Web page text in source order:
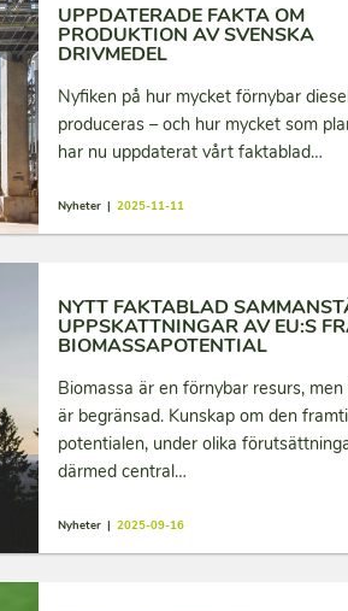
UPPDATERADE FAKTA OM
PRODUKTION AV SVENSKA
DRIVMEDEL
Nyfiken på hur mycket förnybar
produceras – och hur mycket som
har nu uppdaterat vårt faktablad…
Nyheter | 2025-11-11
NYTT FAKTABLAD
UPPSKATTNINGAR AV EU:S
BIOMASSAPOTENTIAL
Biomassa är en förnybar resurs,
är begränsad. Kunskap om den
potentialen, under olika
därmed central…
Nyheter | 2025-09-16